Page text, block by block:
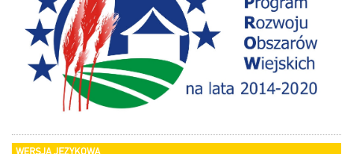
WERSJA JĘZYKOWA